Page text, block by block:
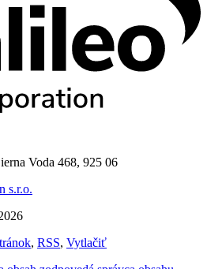
Voda 468, 925 06
s.r.o.
, RSS, Vytlačiť